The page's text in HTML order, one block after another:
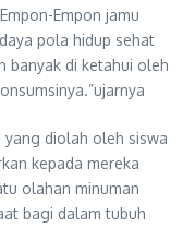
Empon jamu
pola hidup sehat
banyak di ketahui oleh
yang diolah oleh siswa
kepada mereka
olahan minuman
bagi dalam tubuh